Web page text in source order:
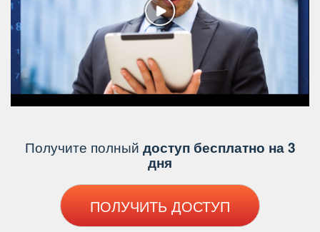
Получите полный доступ бесплатно на 3
дня
ПОЛУЧИТЬ ДОСТУП